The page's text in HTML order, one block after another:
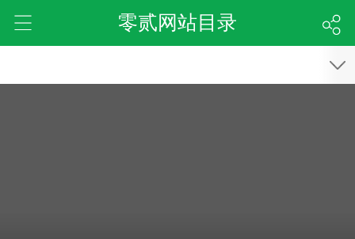
零贰网站目录